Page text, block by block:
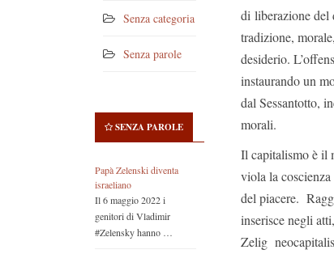
Senza categoria
Senza parole
SENZA PAROLE
Papà Zelenski diventa
israeliano
Il 6 maggio 2022 i
genitori di Vladimir
#Zelensky hanno …
di liberazione del
tradizione,
desiderio.
instaurando un
dal Sessantotto,
morali.
Il capitalismo è il
viola la
del piacere.
inserisce negli
Zelig